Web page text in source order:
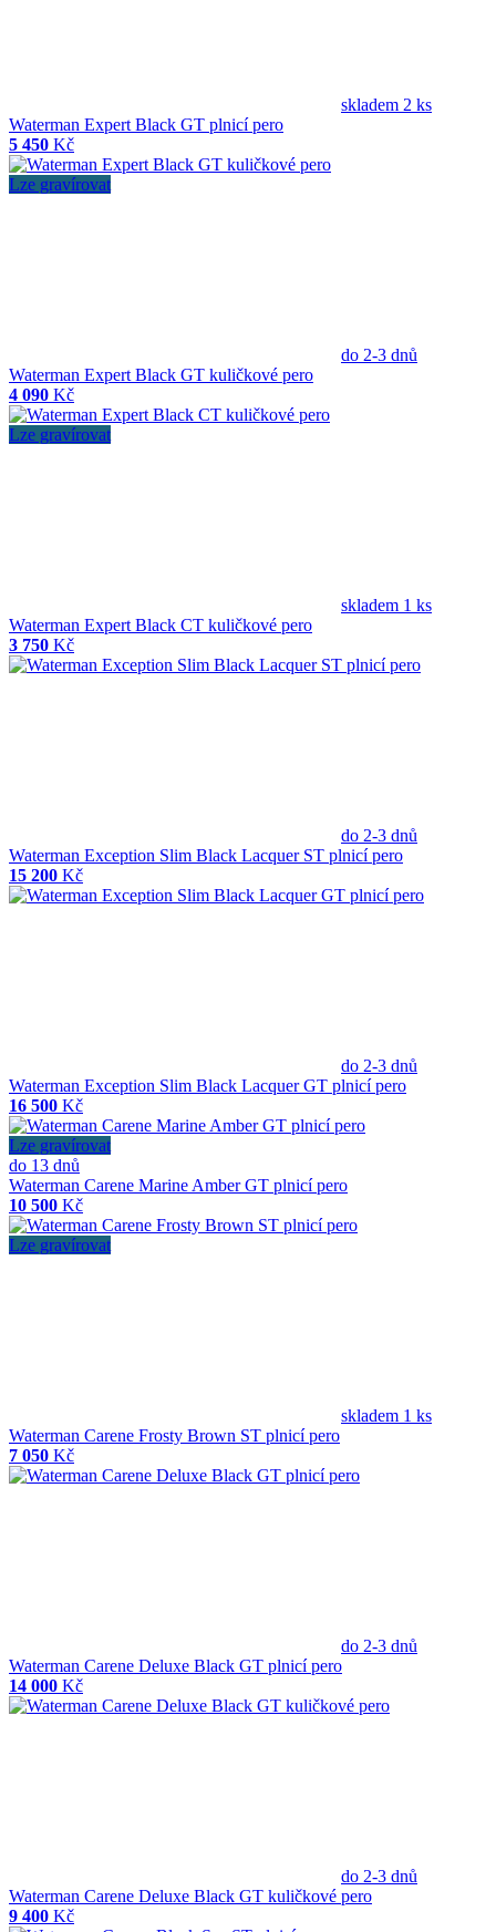
skladem 2 ks
Waterman Expert Black GT plnicí pero
5 450 Kč
Lze gravírovat
do 2-3 dnů
Waterman Expert Black GT kuličkové pero
4 090 Kč
Lze gravírovat
skladem 1 ks
Waterman Expert Black CT kuličkové pero
3 750 Kč
do 2-3 dnů
Waterman Exception Slim Black Lacquer ST plnicí pero
15 200 Kč
do 2-3 dnů
Waterman Exception Slim Black Lacquer GT plnicí pero
16 500 Kč
Lze gravírovat
do 13 dnů
Waterman Carene Marine Amber GT plnicí pero
10 500 Kč
Lze gravírovat
skladem 1 ks
Waterman Carene Frosty Brown ST plnicí pero
7 050 Kč
do 2-3 dnů
Waterman Carene Deluxe Black GT plnicí pero
14 000 Kč
do 2-3 dnů
Waterman Carene Deluxe Black GT kuličkové pero
9 400 Kč